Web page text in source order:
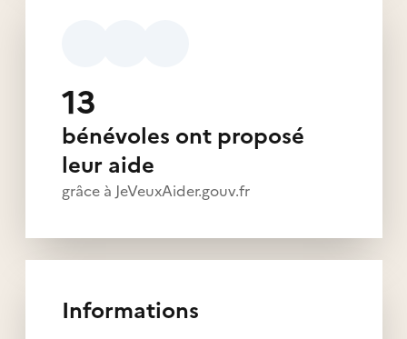
13
bénévoles ont proposé
leur aide
grâce à JeVeuxAider.gouv.fr
Informations